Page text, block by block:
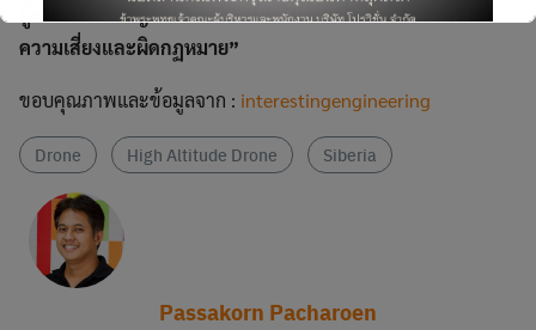
ผู้คนและการสัญจรของเครื่องบิน ไม่แนะนำให้ทำตามเพราะมี
ความเสี่ยงและผิดกฏหมาย”
ขอบคุณภาพและข้อมูลจาก : interestingengineering
Drone High Altitude Drone Siberia
Passakorn Pacharoen
This will close in 6seconds